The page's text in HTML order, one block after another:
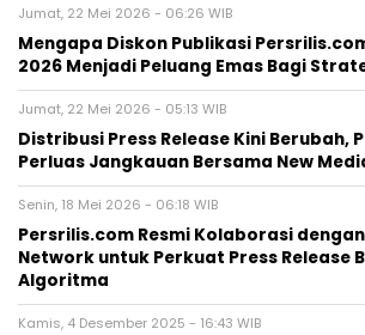
Jumat, 22 Mei 2026 - 06:26 WIB
Mengapa Diskon Publikasi
2026 Menjadi Peluang Emas Bagi
Jumat, 22 Mei 2026 - 05:13 WIB
Distribusi Press Release Kini Berubah,
Perluas Jangkauan Bersama New
Senin, 18 Mei 2026 - 06:18 WIB
Persrilis.com Resmi Kolaborasi
Network untuk Perkuat Press Release
Algoritma
Kamis, 4 Desember 2025 - 16:43 WIB